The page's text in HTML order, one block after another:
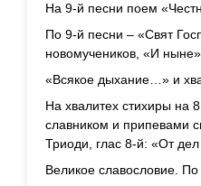
На 9-й песни поем
По 9-й песни – «Свят
новомучеников, «И
«Всякое дыхание…» и
На хвалитех стихиры на
славником и припевами
Триоди, глас 8-й: «От
Великое славословие.